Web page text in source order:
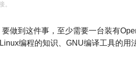
。
做到这件事，至少需要一台装有
编程的知识、GNU编译工具的用